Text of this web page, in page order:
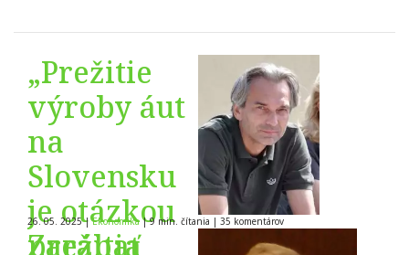
„Prežitie
výroby áut
na
Slovensku
je otázkou
prežitia
26. 05. 2025| Ekonomika |9 min. čítania | 35 komentárov
Zarábať